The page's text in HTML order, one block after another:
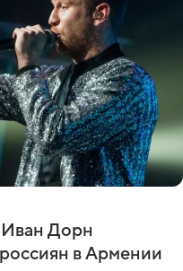
Иван Дорн
россиян в Армении